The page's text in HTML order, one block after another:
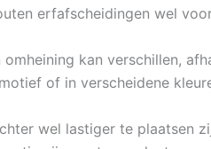
erfafscheidingen wel
kan verschillen,
of in verscheidene
wel lastiger te plaatsen